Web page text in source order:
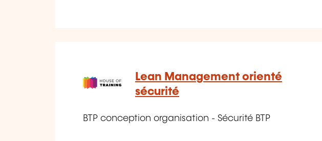
Lean Management orienté
sécurité
BTP conception organisation - Sécurité BTP